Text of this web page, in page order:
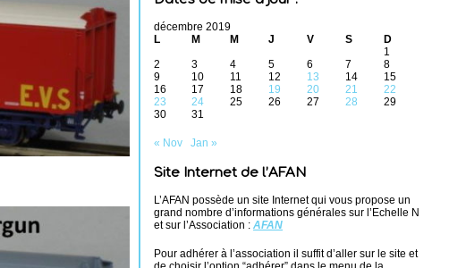
décembre 2019
L
M M J V S
D
1
2
3 4 5 6 7
8
9
10 11 12 13 14
15
16
17 18 19 20 21
22
23
24 25 26 27 28
29
30
31
« Nov Jan »
Site Internet de l’AFAN
L’AFAN possède un site Internet qui vous propose un
grand nombre d’informations générales sur l’Echelle N
et sur l’Association : AFAN
Pour adhérer à l’association il suffit d’aller sur le site et